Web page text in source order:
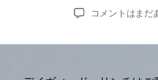
リ
ー
稿
へ
コメントはまだ